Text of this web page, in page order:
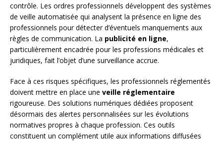
contrôle. Les ordres professionnels développent des systèmes
de veille automatisée qui analysent la présence en ligne des
professionnels pour détecter d’éventuels manquements aux
règles de communication. La publicité en ligne,
particulièrement encadrée pour les professions médicales et
juridiques, fait l’objet d’une surveillance accrue.
Face à ces risques spécifiques, les professionnels réglementés
doivent mettre en place une veille réglementaire
rigoureuse. Des solutions numériques dédiées proposent
désormais des alertes personnalisées sur les évolutions
normatives propres à chaque profession. Ces outils
constituent un complément utile aux informations diffusées